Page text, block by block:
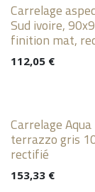
Carrelage
Sud ivoire,
finition mat,
112,05 €
Carrelage
terrazzo gris
rectifié
153,33 €